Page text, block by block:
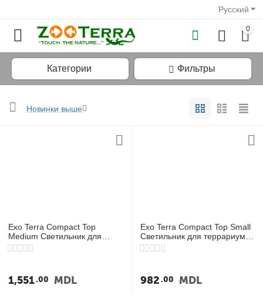
Русский
0
Категории Фильтры
Новинки выше
Exo Terra Compact Top
Medium Светильник для
террариума 60 см
1,551 00 MDL
Exo Terra Compact Top Small
Светильник для террариума
45 см
982 00 MDL